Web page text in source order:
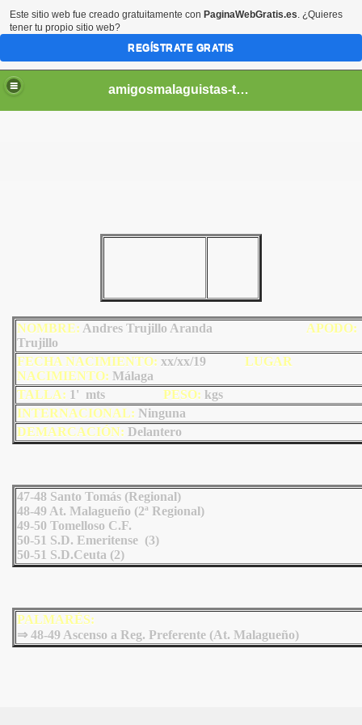
amigosmalaguistas-temporadas
NOMBRE: Andres Trujillo Aranda APODO:
Trujillo
FECHA NACIMIENTO: xx/xx/19 LUGAR
NACIMIENTO: Málaga
TALLA: 1' mts PESO: kgs
INTERNACIONAL: Ninguna
DEMARCACIÓN: Delantero
47-48 Santo Tomás (Regional)
48-49 At. Malagueño (2ª Regional)
49-50 Tomelloso C.F.
50-51 S.D. Emeritense (3)
50-51 S.D.Ceuta (2)
PALMARÉS:
⇒ 48-49 Ascenso a Reg. Preferente (At. Malagueño)
Este sitio web fue creado gratuitamente con PaginaWebGratis.es. ¿Quieres
tener tu propio sitio web?
REGÍSTRATE GRATIS